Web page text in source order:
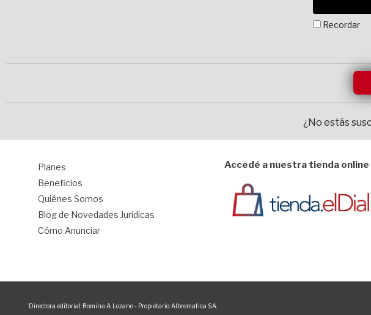
Recordar
¿No estás
Planes
Beneficios
Quiénes Somos
Blog de Novedades Jurídicas
Cómo Anunciar
Accedé a nuestra tienda online
Directora editorial: Romina A. Lozano - Propietario: Albrematica S.A.